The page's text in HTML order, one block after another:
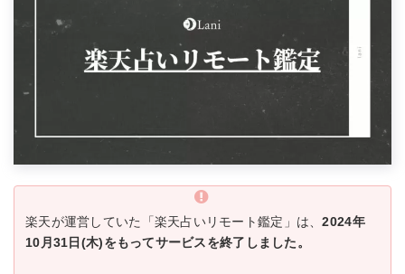
楽天が運営していた「楽天占いリモート鑑定」は、2024年
10月31日(木)をもってサービスを終了しました。